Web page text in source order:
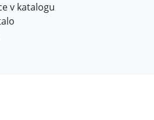
v katalogu